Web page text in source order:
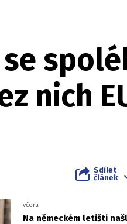
nich
Sdílet
článek
včera
Na německém letišti